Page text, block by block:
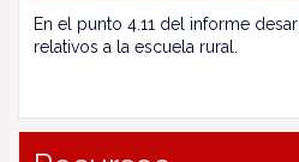
En el punto 4.11 del informe
relativos a la escuela rural.